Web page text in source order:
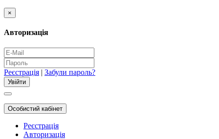
×
Авторизація
Реєстрація | Забули пароль?
Особистий кабінет
Реєстрація
Авторизація